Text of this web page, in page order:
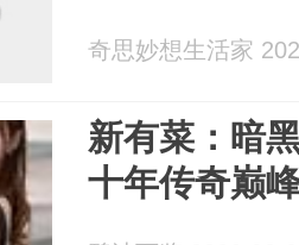
奇思妙想生活家
新有菜：暗
十年传奇巅